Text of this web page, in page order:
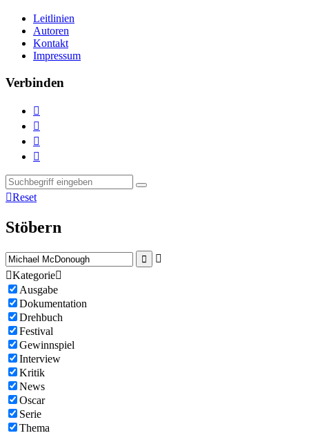
Leitlinien
Autoren
Kontakt
Impressum
Verbinden




Reset
Stöbern


Kategorie
Ausgabe
Dokumentation
Drehbuch
Festival
Gewinnspiel
Interview
Kritik
News
Oscar
Serie
Thema